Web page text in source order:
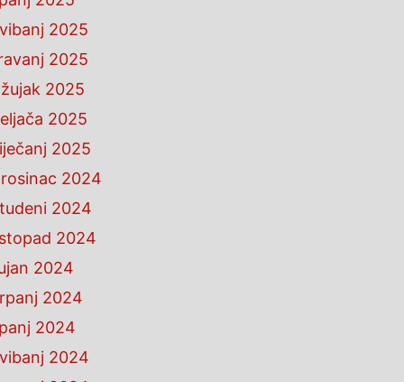
2025
2025
2025
2025
2025
2024
2024
2024
2024
2024
2024
2024